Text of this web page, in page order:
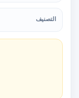
التصنيف